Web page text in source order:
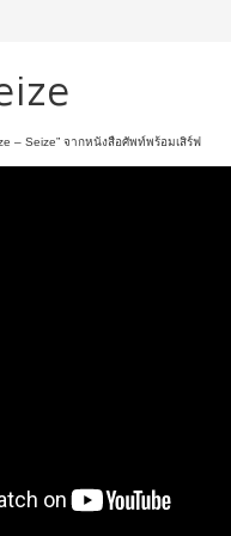
– Seize” จากหนังสือศัพท์พร้อมเสิร์ฟ